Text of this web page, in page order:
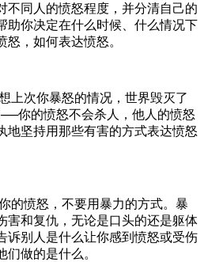
不同人的愤怒程度，并分清自己的
助你决定在什么时候、什么情况下
，如何表达愤怒。
次你暴怒的情况，世界毁灭了
你的愤怒不会杀人，他人的愤怒
地坚持用那些有害的方式表达愤怒
愤怒，不要用暴力的方式。暴
害和复仇，无论是口头的还是躯体
诉别人是什么让你感到愤怒或受伤
做的是什么。